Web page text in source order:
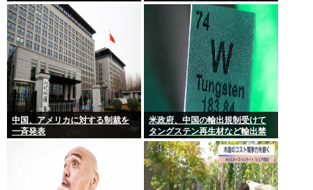
制御される恐れ
中国、アメリカに対する制裁を
一斉発表
米政府、中国の輸出規制受けて
タングステン再生材など輸出禁
止へ 日本さん米中に挟み撃ちさ
れる形に